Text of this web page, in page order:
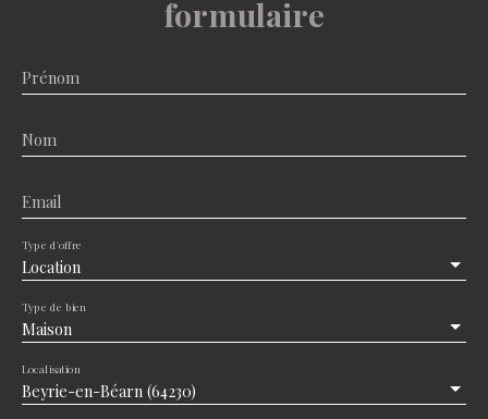
formulaire
Prénom
Nom
Email
Location
Type d'offre
Maison
Type de bien
Beyrie-en-Béarn (64230)
Localisation